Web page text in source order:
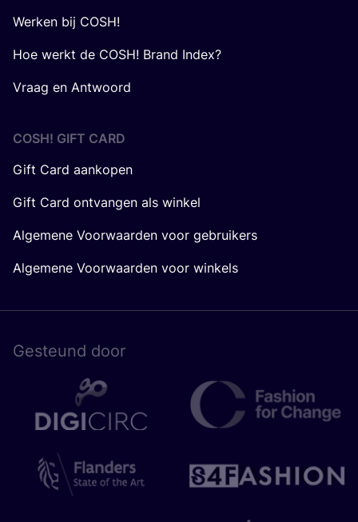
Werken bij COSH!
Hoe werkt de COSH! Brand Index?
Vraag en Antwoord
COSH! GIFT CARD
Gift Card aankopen
Gift Card ontvangen als winkel
Algemene Voorwaarden voor gebruikers
Algemene Voorwaarden voor winkels
Gesteund door